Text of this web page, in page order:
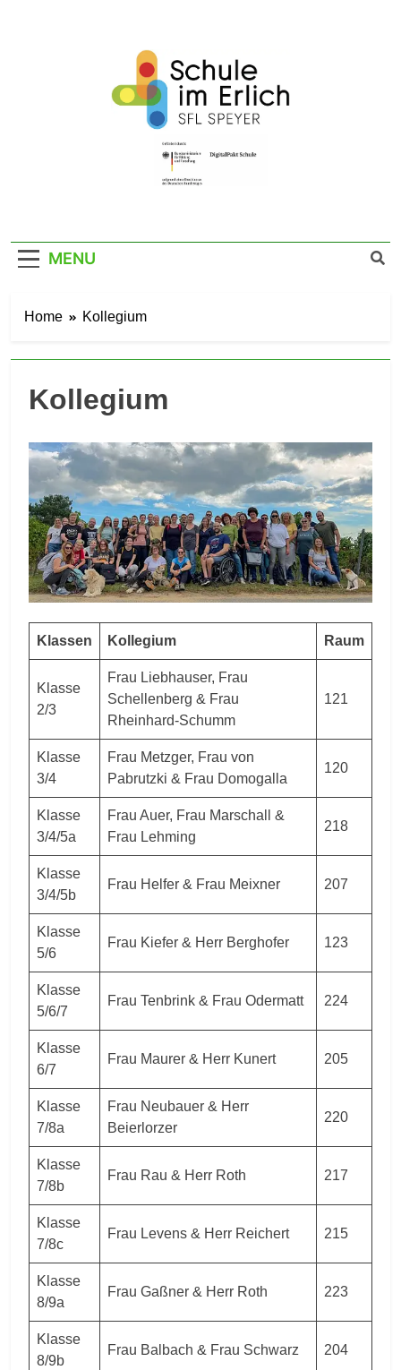
Erlich Speyer
MENU
Home Kollegium
Kollegium
Klassen Kollegium Raum
Klasse
2/3
Frau Liebhauser, Frau
Schellenberg & Frau
Rheinhard-Schumm
121
Klasse
3/4
Frau Metzger, Frau von
Pabrutzki & Frau Domogalla
120
Klasse
3/4/5a
Frau Auer, Frau Marschall &
Frau Lehming
218
Klasse
3/4/5b
Frau Helfer & Frau Meixner 207
Klasse
5/6
Frau Kiefer & Herr Berghofer 123
Klasse
5/6/7
Frau Tenbrink & Frau Odermatt 224
Klasse
6/7
Frau Maurer & Herr Kunert 205
Klasse
7/8a
Frau Neubauer & Herr
Beierlorzer
220
Klasse
7/8b
Frau Rau & Herr Roth 217
Klasse
7/8c
Frau Levens & Herr Reichert 215
Klasse
8/9a
Frau Gaßner & Herr Roth 223
Klasse
8/9b
Frau Balbach & Frau Schwarz 204